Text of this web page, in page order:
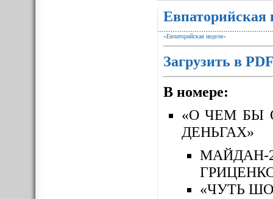
Евпаторийская
«Евпаторийская неделя»
Загрузить в
В номере:
«О ЧЕМ БЫ
ДЕНЬГАХ»
«ЧУТЬ